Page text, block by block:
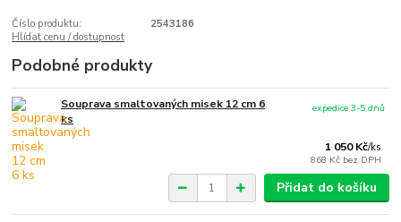
Číslo produktu:
2543186
Hlídat cenu / dostupnost
Podobné produkty
Souprava smaltovaných misek 12 cm 6
ks
1 050 Kč/ks
868 Kč bez DPH
expedice 3-5 dnů
Přidat do košíku